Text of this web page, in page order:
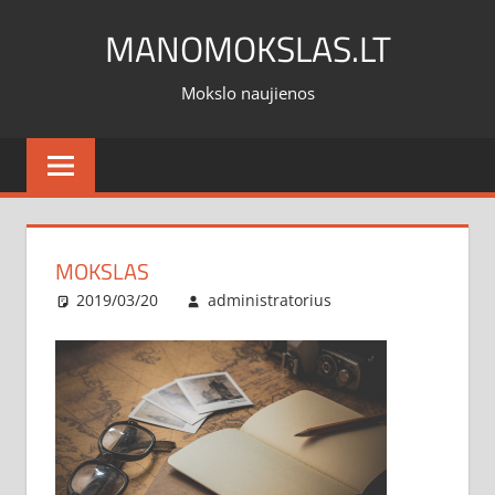
MANOMOKSLAS.LT
Mokslo naujienos
MOKSLAS
2019/03/20 administratorius